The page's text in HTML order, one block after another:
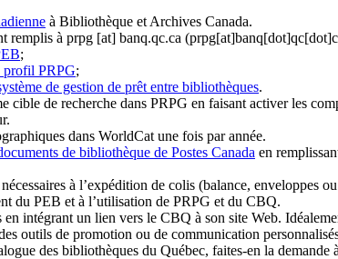
à Bibliothèque et Archives Canada.
remplis à prpg [at] banq.qc.ca
;
profil PRPG;
de gestion de prêt entre bibliothèques.
cible de recherche dans PRPG en faisant activer les
.
dans WorldCat une fois par année.
de bibliothèque de Postes Canada en
à l’expédition de colis (balance, enveloppes
du PEB et à l’utilisation de PRPG et du CBQ.
en intégrant un lien vers le CBQ à son site Web.
outils de promotion ou de communication
des bibliothèques du Québec, faites-en la